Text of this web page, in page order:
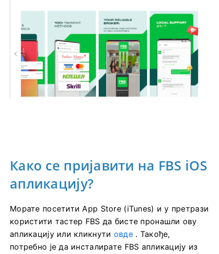
Како се пријавити на FBS iOS
апликацију?
Морате посетити App Store (iTunes) и у претрази
користити тастер FBS да бисте пронашли ову
апликацију или кликнути овде. Такође,
потребно је да инсталирате FBS апликацију из